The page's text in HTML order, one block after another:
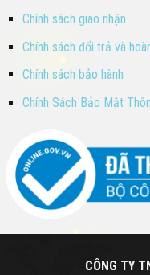
Chính sách giao nhận
Chính sách đổi trả và
Chính sách bảo hành
Chính Sách Bảo Mật
CÔNG TY